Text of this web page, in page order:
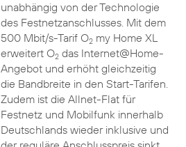
unabhängig von der Technologie
des Festnetzanschlusses. Mit dem
500 Mbit/s-Tarif O2my Home XL
erweitert O2das Internet@Home-
Angebot und erhöht gleichzeitig
die Bandbreite in den Start-Tarifen.
Zudem ist die Allnet-Flat für
Festnetz und Mobilfunk innerhalb
Deutschlands wieder inklusive und